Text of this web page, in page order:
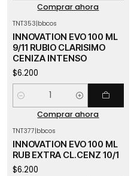
Comprar ahora
TNT353|bbcos
INNOVATION EVO 100 ML
9/11 RUBIO CLARISIMO
CENIZA INTENSO
$6.200
Cantidad
Comprar ahora
TNT377|bbcos
INNOVATION EVO 100 ML
RUB EXTRA CL.CENZ 10/1
$6.200